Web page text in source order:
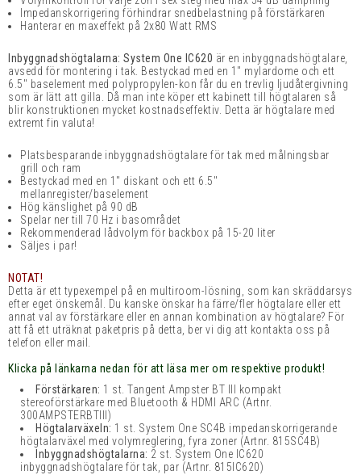
Impedanskorrigering förhindrar snedbelastning på förstärkaren
Hanterar en maxeffekt på 2x80 Watt RMS
Inbyggnadshögtalarna: System One IC620 är en inbyggnadshögtalare,
avsedd för montering i tak. Bestyckad med en 1" mylardome och ett
6.5" baselement med polypropylen-kon får du en trevlig ljudåtergivning
som är lätt att gilla. Då man inte köper ett kabinett till högtalaren så
blir konstruktionen mycket kostnadseffektiv. Detta är högtalare med
extremt fin valuta!
Platsbesparande inbyggnadshögtalare för tak med målningsbar
grill och ram
Bestyckad med en 1" diskant och ett 6.5"
mellanregister/baselement
Hög känslighet på 90 dB
Spelar ner till 70 Hz i basområdet
Rekommenderad lådvolym för backbox på 15-20 liter
Säljes i par!
NOTAT!
Detta är ett typexempel på en multiroom-lösning, som kan skräddarsys
efter eget önskemål. Du kanske önskar ha färre/fler högtalare eller ett
annat val av förstärkare eller en annan kombination av högtalare? För
att få ett uträknat paketpris på detta, ber vi dig att kontakta oss på
telefon eller mail.
Klicka på länkarna nedan för att läsa mer om respektive produkt!
Förstärkaren: 1 st. Tangent Ampster BT III kompakt
stereoförstärkare med Bluetooth & HDMI ARC (Artnr.
300AMPSTERBTIII)
Högtalarväxeln: 1 st. System One SC4B impedanskorrigerande
högtalarväxel med volymreglering, fyra zoner (Artnr. 815SC4B)
Inbyggnadshögtalarna: 2 st. System One IC620
inbyggnadshögtalare för tak, par (Artnr. 815IC620)